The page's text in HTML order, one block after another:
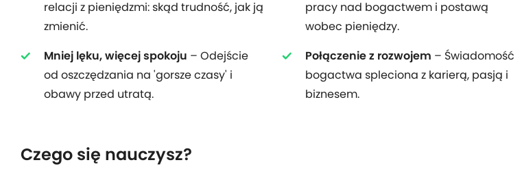
relacji z pieniędzmi: skąd trudność, jak ją
zmienić.
pracy nad bogactwem i postawą
wobec pieniędzy.
Mniej lęku, więcej spokoju – Odejście
od oszczędzania na 'gorsze czasy' i
obawy przed utratą.
Połączenie z rozwojem – Świadomość
bogactwa spleciona z karierą, pasją i
biznesem.
Czego się nauczysz?